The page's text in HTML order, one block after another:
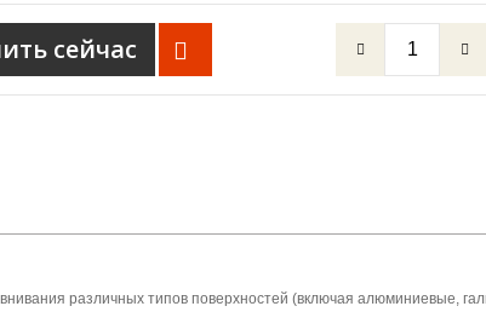
сейчас
различных типов поверхностей (включая алюминиевые,